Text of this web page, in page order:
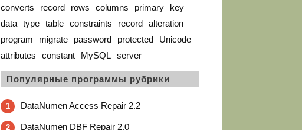
converts
record rows columns primary
key
data type table constraints record alteration
program
migrate password protected
Unicode
attributes
constant MySQL server
Популярные программы рубрики
1 DataNumen Access Repair 2.2
2 DataNumen DBF Repair 2.0